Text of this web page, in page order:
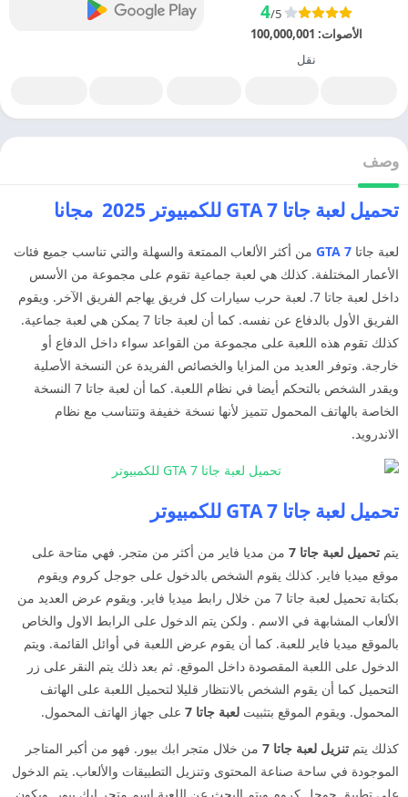
4/5
الأصوات: 100,000,001
نقل
وصف
تحميل لعبة جاتا 7 GTA للكمبيوتر 2025 مجانا
لعبة جاتا 7 GTA
من أكثر الألعاب الممتعة والسهلة والتي تناسب جميع فئات
الأعمار المختلفة. كذلك هي لعبة جماعية تقوم على مجموعة من الأسس
داخل لعبة جاتا 7. لعبة حرب سيارات كل فريق يهاجم الفريق الآخر. ويقوم
الفريق الأول بالدفاع عن نفسه. كما أن لعبة جاتا 7 يمكن هي لعبة جماعية.
كذلك تقوم هذه اللعبة على مجموعة من القواعد سواء داخل الدفاع أو
خارجة. وتوفر العديد من المزايا والخصائص الفريدة عن النسخة الأصلية
ويقدر الشخص بالتحكم أيضا في نظام اللعبة. كما أن لعبة جاتا 7 النسخة
الخاصة بالهاتف المحمول تتميز لأنها نسخة خفيفة وتتناسب مع نظام
الاندرويد.
تحميل لعبة جاتا GTA 7 للكمبيوتر
يتم تحميل لعبة جاتا 7
من مديا فاير من أكثر من متجر. فهي متاحة على
موقع ميديا فاير. كذلك يقوم الشخص بالدخول على جوجل كروم ويقوم
بكتابة تحميل لعبة جاتا 7 من خلال رابط ميديا فاير. ويقوم عرض العديد من
الألعاب المشابهة في الاسم . ولكن يتم الدخول على الرابط الاول والخاص
بالموقع ميديا فاير للعبة. كما أن يقوم عرض اللعبة في أوائل القائمة. ويتم
الدخول على اللعبة المقصودة داخل الموقع. ثم بعد ذلك يتم النقر على زر
التحميل كما أن يقوم الشخص بالانتظار قليلا لتحميل اللعبة على الهاتف
المحمول. ويقوم الموقع بتثبيت لعبة جاتا 7 على جهاز الهاتف المحمول.
كذلك يتم تنزيل لعبة جاتا 7
من خلال متجر ابك بيور. فهو من أكبر المتاجر
الموجودة في ساحة صناعة المحتوى وتنزيل التطبيقات والألعاب. يتم الدخول
على تطبيق جوجل كروم ويتم البحث عن اللعبة اسم متجر ابك بيور. ويكون